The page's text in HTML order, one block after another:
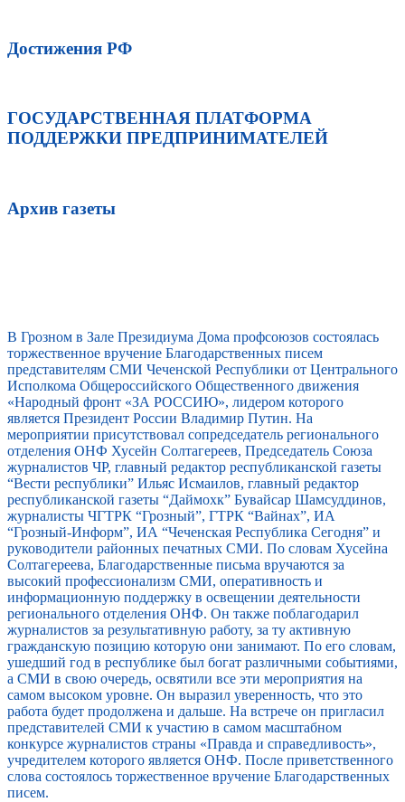
Достижения РФ
ГОСУДАРСТВЕННАЯ ПЛАТФОРМА
ПОДДЕРЖКИ ПРЕДПРИНИМАТЕЛЕЙ
Архив газеты
В Грозном в Зале Президиума Дома профсоюзов состоялась
торжественное вручение Благодарственных писем
представителям СМИ Чеченской Республики от Центрального
Исполкома Общероссийского Общественного движения
«Народный фронт «ЗА РОССИЮ», лидером которого
является Президент России Владимир Путин. На
мероприятии присутствовал сопредседатель регионального
отделения ОНФ Хусейн Солтагереев, Председатель Союза
журналистов ЧР, главный редактор республиканской газеты
“Вести республики” Ильяс Исмаилов, главный редактор
республиканской газеты “Даймохк” Бувайсар Шамсуддинов,
журналисты ЧГТРК “Грозный”, ГТРК “Вайнах”, ИА
“Грозный-Информ”, ИА “Чеченская Республика Сегодня” и
руководители районных печатных СМИ. По словам Хусейна
Солтагереева, Благодарственные письма вручаются за
высокий профессионализм СМИ, оперативность и
информационную поддержку в освещении деятельности
регионального отделения ОНФ. Он также поблагодарил
журналистов за результативную работу, за ту активную
гражданскую позицию которую они занимают. По его словам,
ушедший год в республике был богат различными событиями,
а СМИ в свою очередь, освятили все эти мероприятия на
самом высоком уровне. Он выразил уверенность, что это
работа будет продолжена и дальше. На встрече он пригласил
представителей СМИ к участию в самом масштабном
конкурсе журналистов страны «Правда и справедливость»,
учредителем которого является ОНФ. После приветственного
слова состоялось торжественное вручение Благодарственных
писем.